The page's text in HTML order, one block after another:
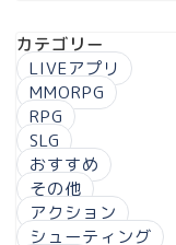
カテゴリー
LIVEアプリ
MMORPG
RPG
SLG
おすすめ
その他
アクション
シューティング